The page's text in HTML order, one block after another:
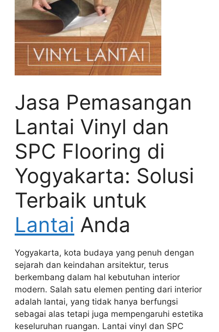
Jasa Pemasangan
Lantai Vinyl dan
SPC Flooring di
Yogyakarta: Solusi
Terbaik untuk
Lantai Anda
Yogyakarta, kota budaya yang penuh dengan
sejarah dan keindahan arsitektur, terus
berkembang dalam hal kebutuhan interior
modern. Salah satu elemen penting dari interior
adalah lantai, yang tidak hanya berfungsi
sebagai alas tetapi juga mempengaruhi estetika
keseluruhan ruangan. Lantai vinyl dan SPC